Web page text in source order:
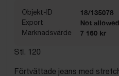
Objekt-ID 18/135078
Export Not allowed
Marknadsvärde 7 160 kr
Stl. 120
Förtvättade jeans med